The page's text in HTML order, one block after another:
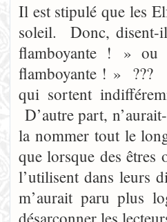
Il est stipulé que les
soleil. Donc, disent-
flamboyante ! » ou
flamboyante ! » ???
qui sortent
D’autre part,
la nommer tout le
que lorsque des êtres
l’utilisent dans leurs
m’aurait paru plus
désarçonner les